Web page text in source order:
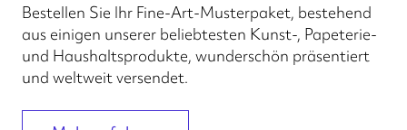
Bestellen Sie Ihr Fine-Art-Musterpaket, bestehend
aus einigen unserer beliebtesten Kunst-, Papeterie-
und Haushaltsprodukte, wunderschön präsentiert
und weltweit versendet.